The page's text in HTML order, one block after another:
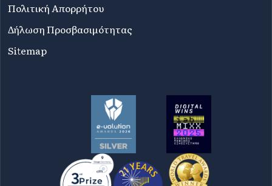
Πολιτική Απορρήτου
Δήλωση Προσβασιμότητας
Sitemap